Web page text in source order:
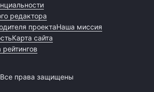
редактора
проектаНаша миссия
Карта сайта
рейтингов
права защищены